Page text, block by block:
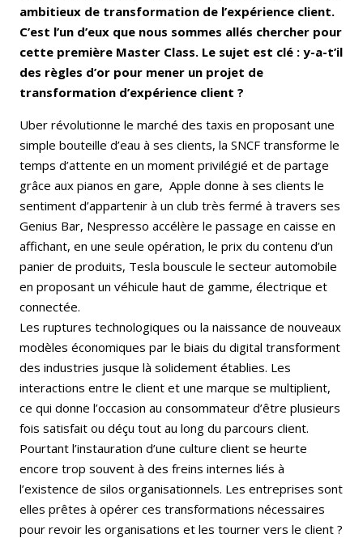
ambitieux de transformation de l’expérience client.
C’est l’un d’eux que nous sommes allés chercher pour
cette première Master Class. Le sujet est clé : y-a-t’il
des règles d’or pour mener un projet de
transformation d’expérience client ?
Uber révolutionne le marché des taxis en proposant une
simple bouteille d’eau à ses clients, la SNCF transforme le
temps d’attente en un moment privilégié et de partage
grâce aux pianos en gare, Apple donne à ses clients le
sentiment d’appartenir à un club très fermé à travers ses
Genius Bar, Nespresso accélère le passage en caisse en
affichant, en une seule opération, le prix du contenu d’un
panier de produits, Tesla bouscule le secteur automobile
en proposant un véhicule haut de gamme, électrique et
connectée.
Les ruptures technologiques ou la naissance de nouveaux
modèles économiques par le biais du digital transforment
des industries jusque là solidement établies. Les
interactions entre le client et une marque se multiplient,
ce qui donne l’occasion au consommateur d’être plusieurs
fois satisfait ou déçu tout au long du parcours client.
Pourtant l’instauration d’une culture client se heurte
encore trop souvent à des freins internes liés à
l’existence de silos organisationnels. Les entreprises sont
elles prêtes à opérer ces transformations nécessaires
pour revoir les organisations et les tourner vers le client ?